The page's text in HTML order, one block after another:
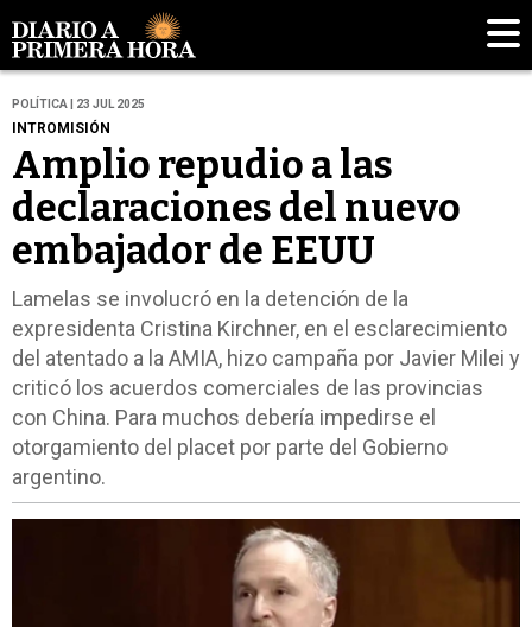
POLÍTICA | 23 JUL 2025
INTROMISIÓN
Amplio repudio a las
declaraciones del nuevo
embajador de EEUU
Lamelas se involucró en la detención de la
expresidenta Cristina Kirchner, en el esclarecimiento
del atentado a la AMIA, hizo campaña por Javier Milei y
criticó los acuerdos comerciales de las provincias
con China. Para muchos debería impedirse el
otorgamiento del placet por parte del Gobierno
argentino.